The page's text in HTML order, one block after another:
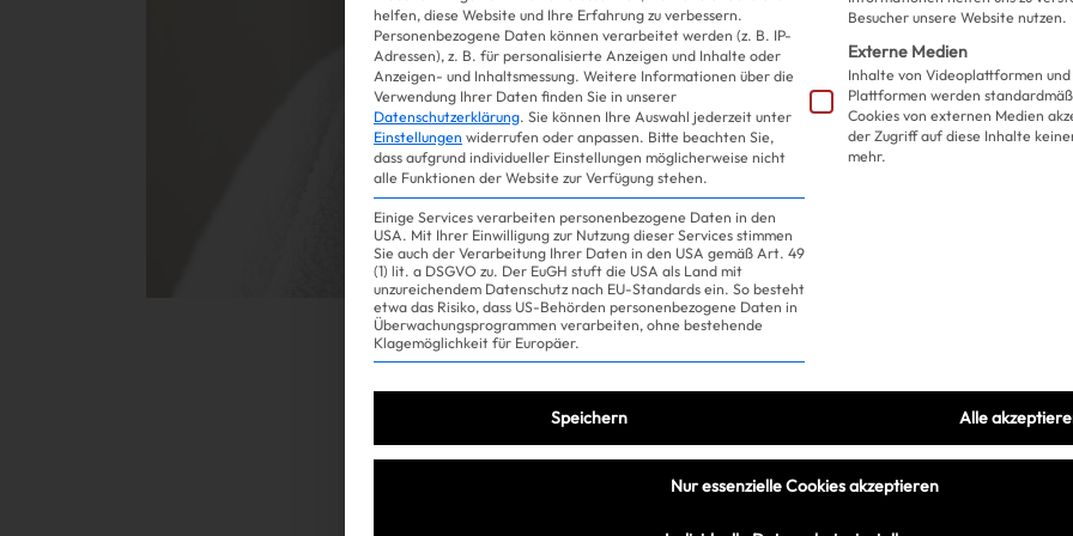
Experience
funktioniert
Vielleicht!
helfen, diese Website und Ihre Erfahrung zu verbessern.
Personenbezogene Daten können verarbeitet werden (z. B. IP-
Adressen), z. B. für personalisierte Anzeigen und Inhalte oder
Anzeigen- und Inhaltsmessung. Weitere Informationen über die
Verwendung Ihrer Daten finden Sie in unserer
Datenschutzerklärung. Sie können Ihre Auswahl jederzeit unter
Einstellungen widerrufen oder anpassen. Bitte beachten Sie,
dass aufgrund individueller Einstellungen möglicherweise nicht
alle Funktionen der Website zur Verfügung stehen.
Einige Services verarbeiten personenbezogene Daten in den
USA. Mit Ihrer Einwilligung zur Nutzung dieser Services stimmen
Sie auch der Verarbeitung Ihrer Daten in den USA gemäß Art. 49
(1) lit. a DSGVO zu. Der EuGH stuft die USA als Land mit
unzureichendem Datenschutz nach EU-Standards ein. So besteht
etwa das Risiko, dass US-Behörden personenbezogene Daten in
Überwachungsprogrammen verarbeiten, ohne bestehende
Klagemöglichkeit für Europäer.
Besucher unsere Website nutzen.
Externe Medien
Inhalte von Videoplattformen
Plattformen werden
Cookies von externen Medien
der Zugriff auf diese Inhalte
mehr.
Speichern Alle
Nur essenzielle Cookies akzeptieren